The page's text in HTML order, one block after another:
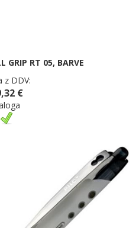
GRIP RT 05, BARVE
z DDV:
€